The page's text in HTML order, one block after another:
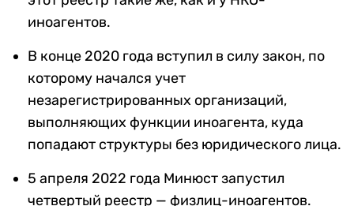
иноагентов.
В конце 2020 года вступил в силу закон, по
которому начался учет
незарегистрированных организаций,
выполняющих функции иноагента, куда
попадают структуры без юридического лица.
5 апреля 2022 года Минюст запустил
четвертый реестр — физлиц-иноагентов.